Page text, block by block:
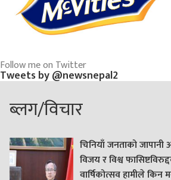
Follow me on Twitter
Tweets by @newsnepal2
ब्लग/विचार
चिनियाँ जनताको
विजय र विश्व
वार्षिकोत्सव हामीले किन